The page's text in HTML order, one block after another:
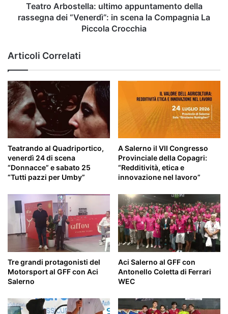
Crocchia
Teatro Arbostella: ultimo appuntamento della
rassegna dei “Venerdì”: in scena la Compagnia La
Piccola Crocchia
Articoli Correlati
Teatrando al Quadriportico,
venerdì 24 di scena
“Donnacce” e sabato 25
“Tutti pazzi per Umby”
A Salerno il VII Congresso
Provinciale della Copagri:
“Redditività, etica e
innovazione nel lavoro”
Tre grandi protagonisti del
Motorsport al GFF con Aci
Salerno
Aci Salerno al GFF con
Antonello Coletta di Ferrari
WEC